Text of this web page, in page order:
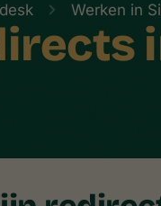
Werken in